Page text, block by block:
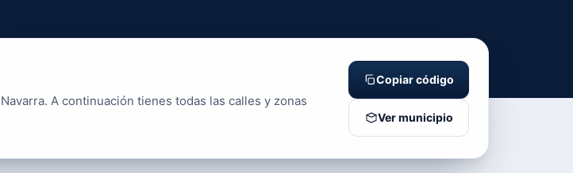
A continuación tienes todas las calles y zonas
Copiar código
Ver municipio